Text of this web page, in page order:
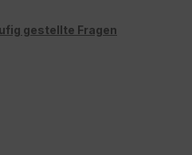
gestellte Fragen